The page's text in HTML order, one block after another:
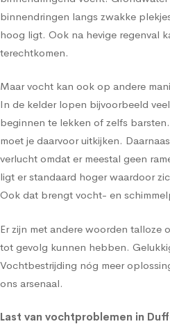
binnendringen langs zwakke
hoog ligt. Ook na hevige regenval
terechtkomen.
Maar vocht kan ook op andere
In de kelder lopen bijvoorbeeld
beginnen te lekken of zelfs
moet je daarvoor uitkijken.
verlucht omdat er meestal geen
ligt er standaard hoger waardoor
Ook dat brengt vocht- en
Er zijn met andere woorden talloze
tot gevolg kunnen hebben.
Vochtbestrijding nóg meer
ons arsenaal.
Last van vochtproblemen in